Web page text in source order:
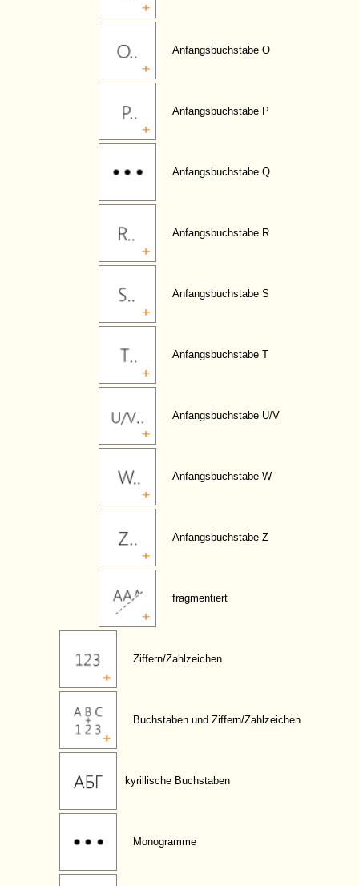
Anfangsbuchstabe O
Anfangsbuchstabe P
Anfangsbuchstabe Q
Anfangsbuchstabe R
Anfangsbuchstabe S
Anfangsbuchstabe T
Anfangsbuchstabe U/V
Anfangsbuchstabe W
Anfangsbuchstabe Z
fragmentiert
Ziffern/Zahlzeichen
Buchstaben und Ziffern/Zahlzeichen
kyrillische Buchstaben
Monogramme